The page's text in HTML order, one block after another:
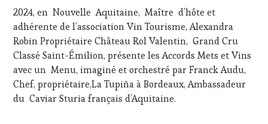
LA
HAUTE
GASTRONOMIE
FRANÇAISE,
INVITATIONS
&
DÉGUSTATIONS,
WINE
TASTING,
2024
2024, en Nouvelle Aquitaine, Maître d’hôte et
adhérente de l’association Vin Tourisme, Alexandra
Robin Propriétaire Château Rol Valentin, Grand Cru
Classé Saint-Émilion, présente les Accords Mets et Vins
avec un Menu, imaginé et orchestré par Franck Audu,
Chef, propriétaire,La Tupiña à Bordeaux, Ambassadeur
du Caviar Sturia français d’Aquitaine.